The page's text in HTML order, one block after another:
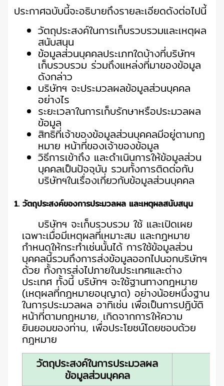
ประกาศฉบับนี้จะอธิบายถึงรายละเอียดดังต่อไปนี้
วัตถุประสงค์ในการเก็บรวบรวมและเหตุผล
สนับสนุน
ข้อมูลส่วนบุคคลประเภทใดบ้างที่บริษัทฯ
เก็บรวบรวม ร่วมถึงแหล่งที่มาของข้อมูล
ดังกล่าว
บริษัทฯ จะประมวลผลข้อมูลส่วนบุคคล
อย่างไร
ระยะเวลาในการเก็บรักษาหรือประมวลผล
ข้อมูล
สิทธิที่เจ้าของข้อมูลส่วนบุคคลมีอยู่ตามกฏ
หมาย หน้าที่ของเจ้าของข้อมูล
วิธีการเข้าถึง และดำเนินการให้ข้อมูลส่วน
บุคคลเป็นปัจจุบัน รวมทั้งการติดต่อกับ
บริษัทฯในเรื่องเกี่ยวกับข้อมูลส่วนบุคคล
1. วัตถุประสงค์ของการประมวลผล และเหตุผลสนับสนุน
บริษัทฯ จะเก็บรวบรวม ใช้ และเปิดเผย
เฉพาะเมื่อมีเหตุผลที่เหมาะสม และกฎหมาย
กำหนดให้กระทำเช่นนั้นได้ การใช้ข้อมูลส่วน
บุคคลนี้รวมถึงการส่งข้อมูลออกไปนอกบริษัทฯ
ด้วย ทั้งการส่งไปภายในประเทศและต่าง
ประเทศ ทั้งนี้ บริษัทฯ จะใช้ฐานทางกฎหมาย
(เหตุผลที่กฎหมายอนุญาต) อย่างน้อยหนึ่งฐาน
ในการประมวลผล อาทิเช่น เพื่อเป็นการปฏิบัติ
หน้าที่ตามกฎหมาย, เกิดจากการให้ความ
ยินยอมของท่าน, เพื่อประโยชน์โดยชอบด้วย
กฎหมาย
วัตถุประสงค์ในการประมวลผล
ข้อมูลส่วนบุคคล